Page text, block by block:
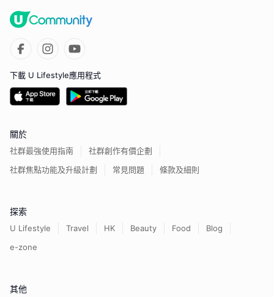
下載 U Lifestyle應用程式
關於
社群最強使用指南
社群創作有價企劃
社群焦點功能及升級計劃
常見問題 條款及細則
探索
U Lifestyle Travel HK Beauty Food
Blog
e-zone
其他